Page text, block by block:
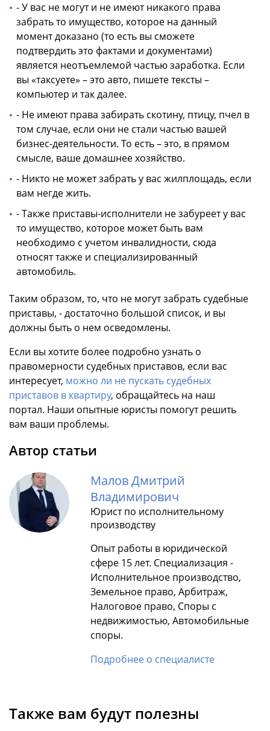
- У вас не могут и не имеют никакого права
забрать то имущество, которое на данный
момент доказано (то есть вы сможете
подтвердить это фактами и документами)
является неотъемлемой частью заработка. Если
вы «таксуете» – это авто, пишете тексты –
компьютер и так далее.
- Не имеют права забирать скотину, птицу, пчел в
том случае, если они не стали частью вашей
бизнес-деятельности. То есть – это, в прямом
смысле, ваше домашнее хозяйство.
- Никто не может забрать у вас жилплощадь, если
вам негде жить.
- Также приставы-исполнители не забуреет у вас
то имущество, которое может быть вам
необходимо с учетом инвалидности, сюда
относят также и специализированный
автомобиль.
Таким образом, то, что не могут забрать судебные
приставы, - достаточно большой список, и вы
должны быть о нем осведомлены.
Если вы хотите более подробно узнать о
правомерности судебных приставов, если вас
интересует, можно ли не пускать судебных
приставов в квартиру, обращайтесь на наш
портал. Наши опытные юристы помогут решить
вам ваши проблемы.
Автор статьи
Малов Дмитрий
Владимирович
Юрист по исполнительному
производству
Опыт работы в юридической
сфере 15 лет. Специализация -
Исполнительное производство,
Земельное право, Арбитраж,
Налоговое право, Споры с
недвижимостью, Автомобильные
споры.
Подробнее о специалисте
Также вам будут полезны